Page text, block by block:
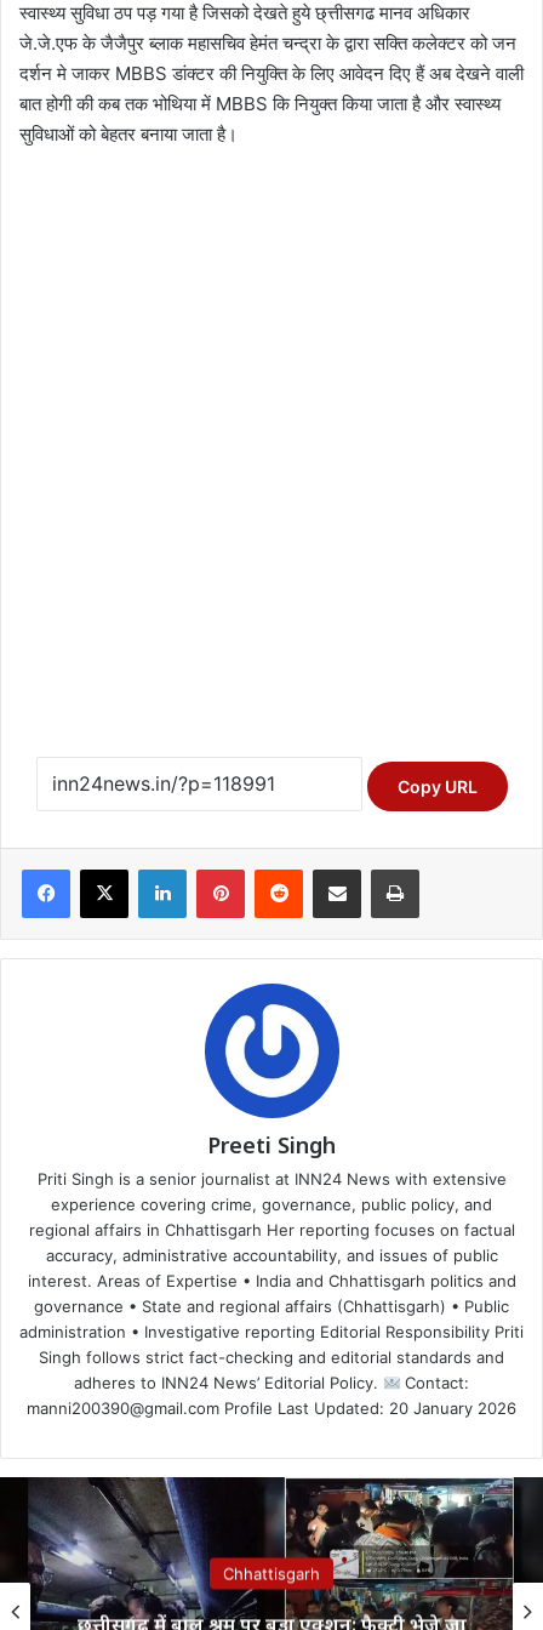
स्वास्थ्य सुविधा ठप पड़ गया है जिसको देखते हुये छ्त्तीसगढ मानव अधिकार
जे.जे.एफ के जैजैपुर ब्लाक महासचिव हेमंत चन्द्रा के द्वारा सक्ति कलेक्टर को जन
दर्शन मे जाकर MBBS डांक्टर की नियुक्ति के लिए आवेदन दिए हैं अब देखने वाली
बात होगी की कब तक भोथिया में MBBS कि नियुक्त किया जाता है और स्वास्थ्य
सुविधाओं को बेहतर बनाया जाता है।
Copy URL
Facebook
X LinkedInPinterestReddit Share via Email Print
Preeti Singh
Priti Singh is a senior journalist at INN24 News with extensive
experience covering crime, governance, public policy, and
regional affairs in Chhattisgarh Her reporting focuses on factual
accuracy, administrative accountability, and issues of public
interest. Areas of Expertise • India and Chhattisgarh politics and
governance • State and regional affairs (Chhattisgarh) • Public
administration • Investigative reporting Editorial Responsibility Priti
Singh follows strict fact-checking and editorial standards and
adheres to INN24 News’ Editorial Policy.
Contact:
manni200390@gmail.com Profile Last Updated: 20 January 2026
Chhattisgarh
छत्तीसगढ़ में बाल श्रम पर बड़ा एक्शन: फैक्ट्री भेजे जा